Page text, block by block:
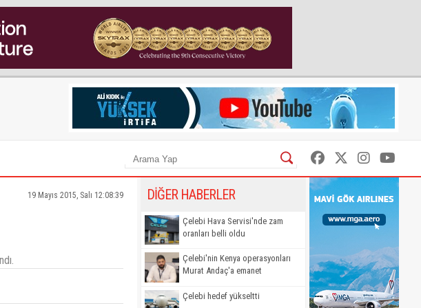
19 Mayıs 2015, Salı 12:08:39
mazotlu cekiciler
kesildi içerden hicbir kapı
DİĞER HABERLER
Çelebi Hava Servisi'nde zam
oranları belli oldu
Çelebi'nin Kenya operasyonları
Murat Andaç'a emanet
Çelebi hedef yükseltti